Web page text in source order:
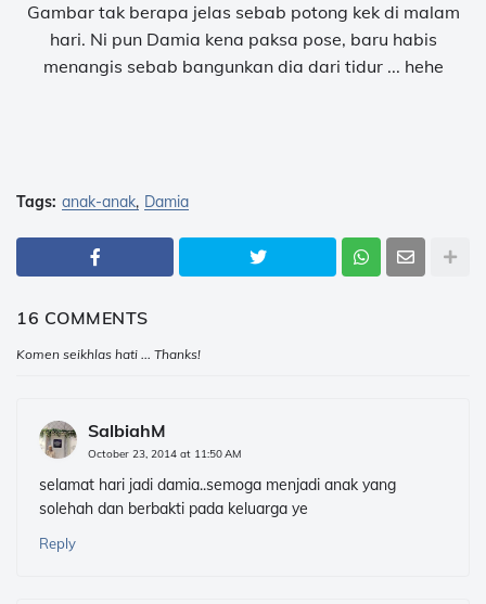
Gambar tak berapa jelas sebab potong kek di malam
hari. Ni pun Damia kena paksa pose, baru habis
menangis sebab bangunkan dia dari tidur ... hehe
Tags: anak-anak Damia
16 COMMENTS
Komen seikhlas hati ... Thanks!
SalbiahM
October 23, 2014 at 11:50 AM
selamat hari jadi damia..semoga menjadi anak yang
solehah dan berbakti pada keluarga ye
Reply